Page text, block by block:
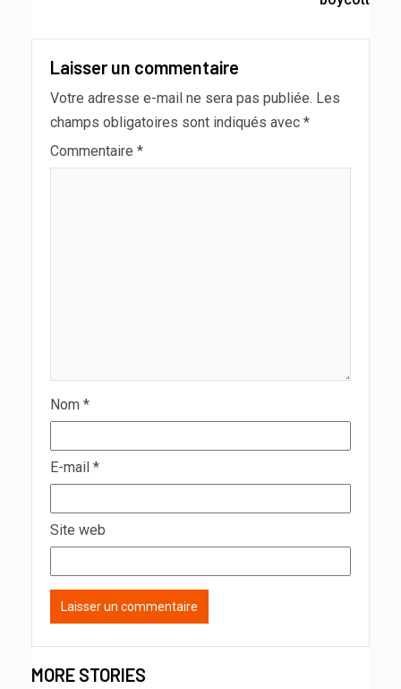
Laisser un commentaire
Votre adresse e-mail ne sera pas publiée. Les
champs obligatoires sont indiqués avec *
Commentaire *
Nom *
E-mail *
Site web
MORE STORIES